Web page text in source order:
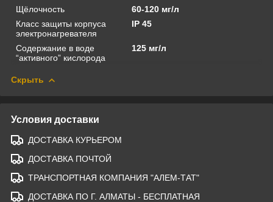
Щёлочность
60-120 мг/л
Класс защиты корпуса
электронагревателя
IP 45
Содержание в воде
“активного” кислорода
125 мг/л
Скрыть
Условия доставки
ДОСТАВКА КУРЬЕРОМ
ДОСТАВКА ПОЧТОЙ
ТРАНСПОРТНАЯ КОМПАНИЯ "АЛЕМ-ТАТ"
ДОСТАВКА ПО Г. АЛМАТЫ - БЕСПЛАТНАЯ